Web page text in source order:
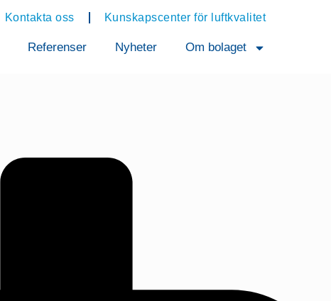
Kontakta oss Kunskapscenter för luftkvalitet
Referenser Nyheter Om bolaget